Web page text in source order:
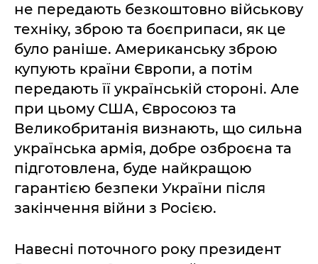
не передають безкоштовно військову
техніку, зброю та боєприпаси, як це
було раніше. Американську зброю
купують країни Європи, а потім
передають її українській стороні. Але
при цьому США, Євросоюз та
Великобританія визнають, що сильна
українська армія, добре озброєна та
підготовлена, буде найкращою
гарантією безпеки України після
закінчення війни з Росією.
Навесні поточного року президент